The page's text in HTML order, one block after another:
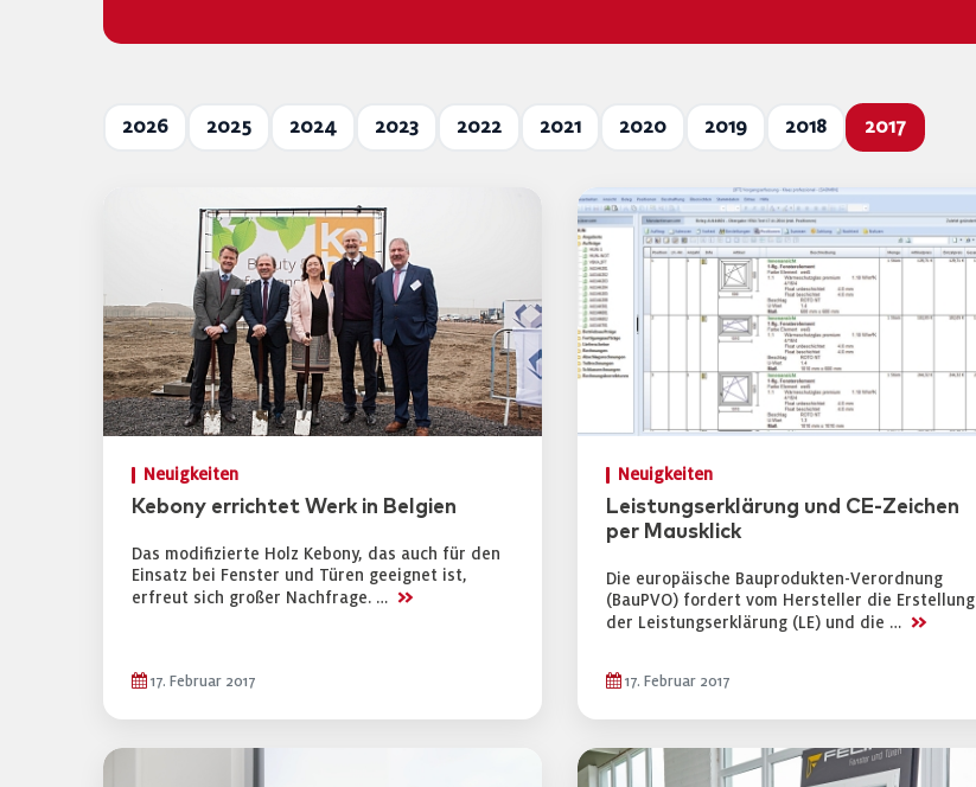
2026 2025 2024 2023 2022 2021 2020 2019 2018 2017
Neuigkeiten
Kebony errichtet Werk in Belgien
Das modifizierte Holz Kebony, das auch für den
Einsatz bei Fenster und Türen geeignet ist,
erfreut sich großer Nachfrage. … >>
17. Februar 2017
Neuigkeiten
Leistungserklärung und CE-Zeichen
per Mausklick
Die europäische Bauprodukten-Verordnung
(BauPVO) fordert vom Hersteller die Erstellung
der Leistungserklärung (LE) und die … >>
17. Februar 2017